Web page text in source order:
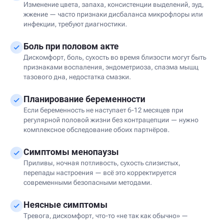
Изменение цвета, запаха, консистенции выделений, зуд,
жжение — часто признаки дисбаланса микрофлоры или
инфекции, требуют диагностики.
Боль при половом акте
Дискомфорт, боль, сухость во время близости могут быть
признаками воспаления, эндометриоза, спазма мышц
тазового дна, недостатка смазки.
Планирование беременности
Если беременность не наступает 6-12 месяцев при
регулярной половой жизни без контрацепции — нужно
комплексное обследование обоих партнёров.
Симптомы менопаузы
Приливы, ночная потливость, сухость слизистых,
перепады настроения — всё это корректируется
современными безопасными методами.
Неясные симптомы
Тревога, дискомфорт, что-то «не так как обычно» —